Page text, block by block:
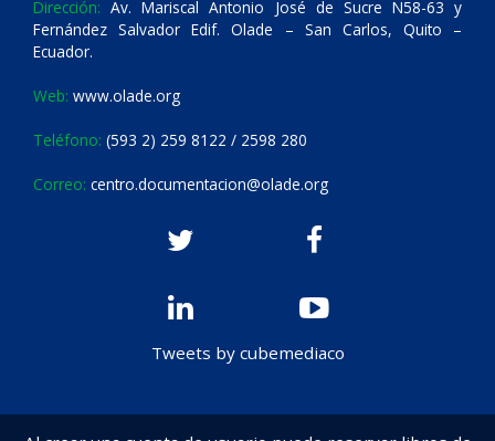
Dirección: Av. Mariscal Antonio José de Sucre N58-63 y
Fernández Salvador Edif. Olade – San Carlos, Quito –
Ecuador.
Web: www.olade.org
Teléfono: (593 2) 259 8122 / 2598 280
Correo: centro.documentacion@olade.org
Tweets by cubemediaco